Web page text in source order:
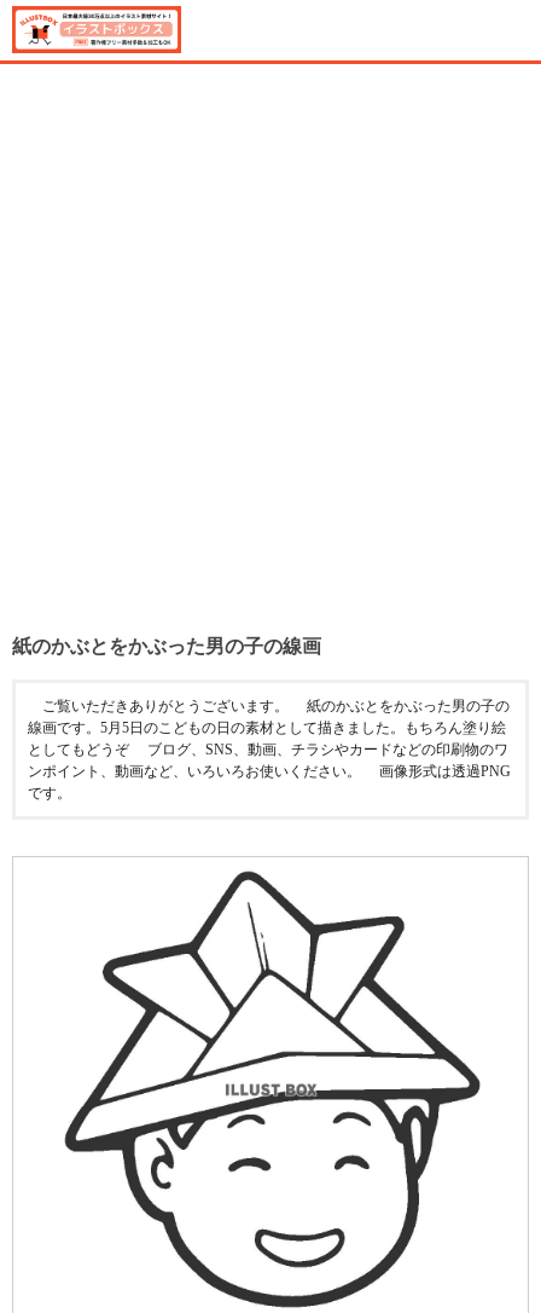
紙のかぶとをかぶった男の子の線画
ご覧いただきありがとうございます。 紙のかぶとをかぶった男の子の
線画です。5月5日のこどもの日の素材として描きました。もちろん塗り絵
としてもどうぞ ブログ、SNS、動画、チラシやカードなどの印刷物のワ
ンポイント、動画など、いろいろお使いください。 画像形式は透過PNG
です。